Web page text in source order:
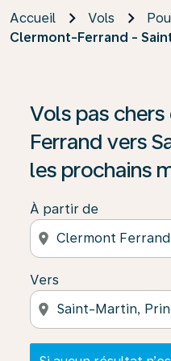
Accueil Vols
Clermont-Ferrand -
Vols pas
Ferrand vers
les prochains
À partir de
location_on
Vers
location_on
Si aucun résultat